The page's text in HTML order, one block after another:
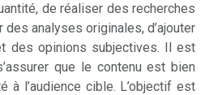
de réaliser des recherches
analyses originales, d’ajouter
des opinions subjectives. Il est
que le contenu est bien
à l’audience cible. L’objectif est